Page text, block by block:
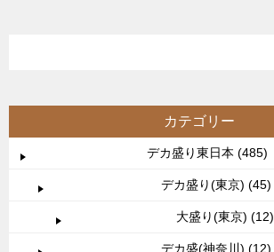
カテゴリー
デカ盛り東日本 (485)
デカ盛り(東京) (45)
大盛り(東京) (12)
デカ盛(神奈川) (12)